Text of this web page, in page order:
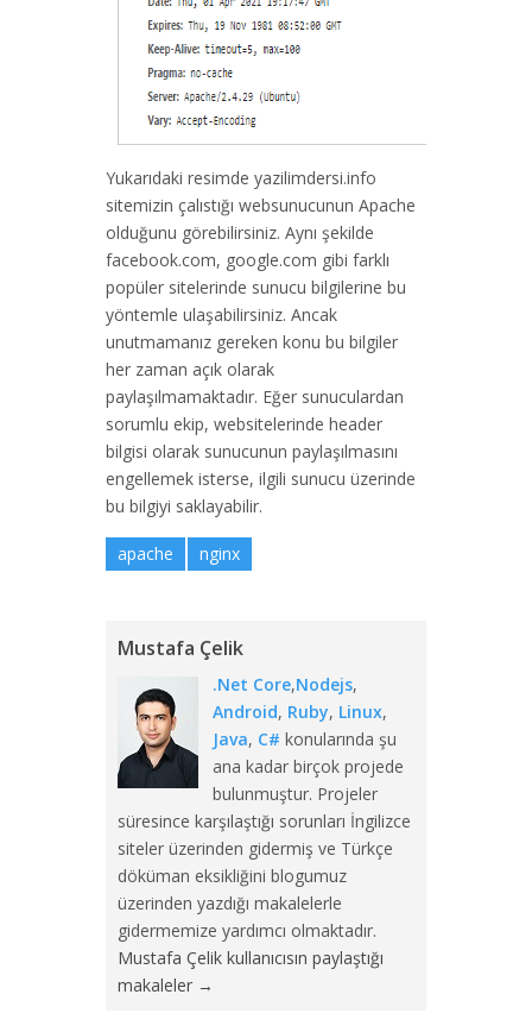
Yukarıdaki resimde yazilimdersi.info
sitemizin çalıstığı websunucunun Apache
olduğunu görebilirsiniz. Aynı şekilde
facebook.com, google.com gibi farklı
popüler sitelerinde sunucu bilgilerine bu
yöntemle ulaşabilirsiniz. Ancak
unutmamanız gereken konu bu bilgiler
her zaman açık olarak
paylaşılmamaktadır. Eğer sunuculardan
sorumlu ekip, websitelerinde header
bilgisi olarak sunucunun paylaşılmasını
engellemek isterse, ilgili sunucu üzerinde
bu bilgiyi saklayabilir.
apache nginx
Mustafa Çelik
.Net Core,Nodejs,
Android, Ruby, Linux,
Java, C# konularında şu
ana kadar birçok projede
bulunmuştur. Projeler
süresince karşılaştığı sorunları İngilizce
siteler üzerinden gidermiş ve Türkçe
döküman eksikliğini blogumuz
üzerinden yazdığı makalelerle
gidermemize yardımcı olmaktadır.
Mustafa Çelik kullanıcısın paylaştığı
makaleler →